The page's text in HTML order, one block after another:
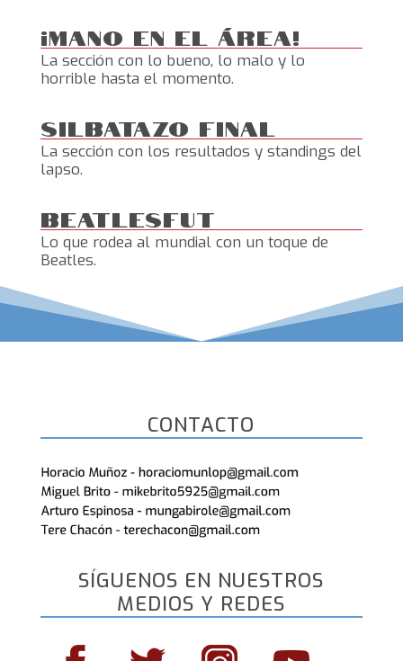
¡Mano en el área!
La sección con lo bueno, lo malo y lo
horrible hasta el momento.
Silbatazo Final
La sección con los resultados y standings del
lapso.
Beatlesfut
Lo que rodea al mundial con un toque de
Beatles.
CONTACTO
SÍGUENOS EN NUESTROS
MEDIOS Y REDES